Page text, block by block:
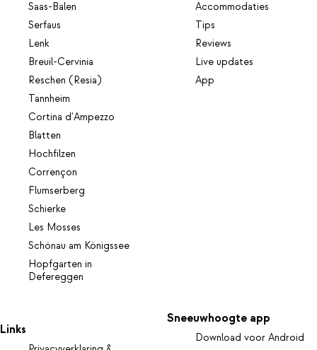
Saas-Balen
Serfaus
Lenk
Breuil-Cervinia
Reschen (Resia)
Tannheim
Cortina d'Ampezzo
Blatten
Hochfilzen
Corrençon
Flumserberg
Schierke
Les Mosses
Schönau am Königssee
Hopfgarten in
Defereggen
Accommodaties
Tips
Reviews
Live updates
App
Links
Sneeuwhoogte app
Download voor Android